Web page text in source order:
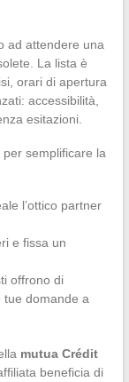
ad attendere una
La lista è
orari di apertura
accessibilità,
esitazioni.
semplificare la
l’ottico partner
e fissa un
offrono di
tue domande a
mutua Crédit
beneficia di